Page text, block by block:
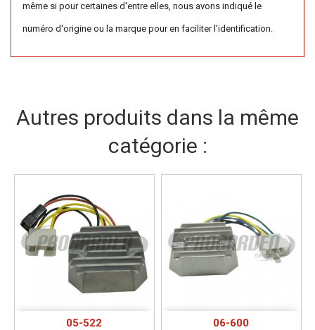
même si pour certaines d'entre elles, nous avons indiqué le
numéro d'origine ou la marque pour en faciliter l'identification.
Autres produits dans la même
catégorie :
05-522 06-600